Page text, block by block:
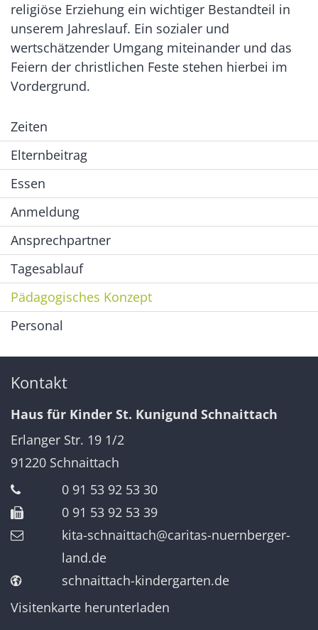
religiöse Erziehung ein wichtiger Bestandteil in
unserem Jahreslauf. Ein sozialer und
wertschätzender Umgang miteinander und das
Feiern der christlichen Feste stehen hierbei im
Vordergrund.
Zeiten
Elternbeitrag
Essen
Anmeldung
Ansprechpartner
Tagesablauf
Pädagogisches Konzept
Personal
Kontakt
Haus für Kinder St. Kunigund Schnaittach
Erlanger Str. 19 1/2
91220 Schnaittach
0 91 53 92 53 30
0 91 53 92 53 39
kita-schnaittach@caritas-nuernberger-
land.de
schnaittach-kindergarten.de
Visitenkarte herunterladen